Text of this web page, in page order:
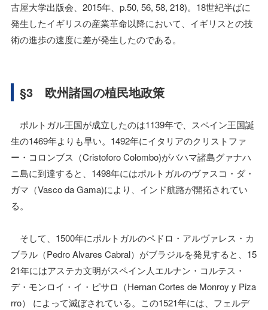
古屋大学出版会、2015年、p.50, 56, 58, 218)。18世紀半ばに
発生したイギリスの産業革命以降において、イギリスとの技
術の進歩の速度に差が発生したのである。
§3 欧州諸国の植民地政策
ポルトガル王国が成立したのは1139年で、スペイン王国誕
生の1469年よりも早い。1492年にイタリアのクリストファ
ー・コロンブス（Cristoforo Colombo)がバハマ諸島グァナハ
ニ島に到達すると、1498年にはポルトガルのヴァスコ・ダ・
ガマ（Vasco da Gama)により、インド航路が開拓されてい
る。
そして、1500年にポルトガルのペドロ・アルヴァレス・カ
ブラル（Pedro Alvares Cabral）がブラジルを発見すると、15
21年にはアステカ文明がスペイン人エルナン・コルテス・
デ・モンロイ・イ・ピサロ（Hernan Cortes de Monroy y Piza
rro） によって滅ぼされている。この1521年には、フェルデ